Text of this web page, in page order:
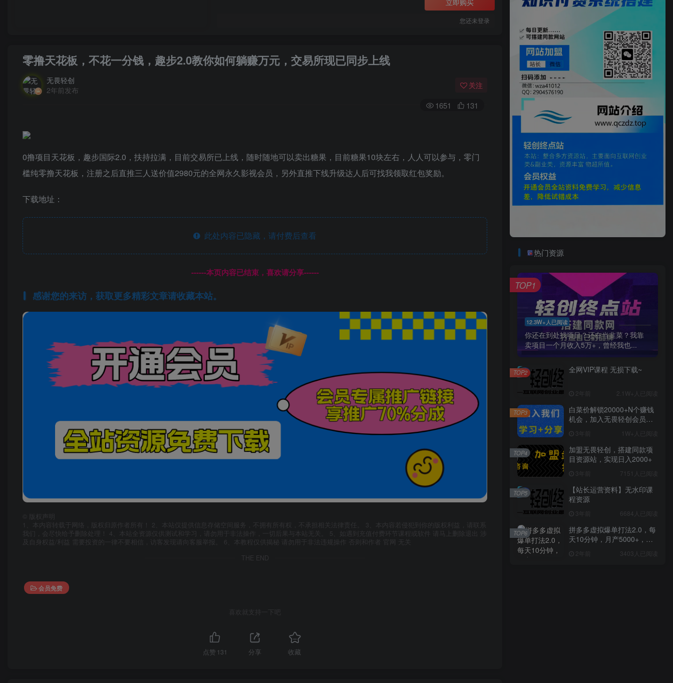
立即购买
您还未登录
零撸天花板，不花一分钱，趣步2.0教你如何躺赚万元，交易所现已同步上线
无畏轻创
2年前发布
关注
1651 131
0撸项目天花板，趣步国际2.0，扶持拉满，目前交易所已上线，随时随地可以卖出糖果，目前糖果10块左右，人人可以参与，零门
槛纯零撸天花板，注册之后直推三人送价值2980元的全网永久影视会员，另外直推下线升级达人后可找我领取红包奖励。
下载地址：
此处内容已隐藏，请付费后查看
------本页内容已结束，喜欢请分享------
感谢您的来访，获取更多精彩文章请收藏本站。
版权声明
1、本内容转载于网络，版权归原作者所有！ 2、本站仅提供信息存储空间服务，不拥有所有权，不承担相关法律责任。 3、本内容若侵犯到你的版权利益，请联系
我们，会尽快给予删除处理！ 4、本站全资源仅供测试和学习，请勿用于非法操作，一切后果与本站无关。 5、如遇到充值付费环节课程或软件 请马上删除退出 涉
及自身权益/利益 需要投资的一律不要相信，访客发现请向客服举报。 6、本教程仅供揭秘 请勿用于非法违规操作 否则和作者 官网 无关
THE END
会员免费
喜欢就支持一下吧
点赞 131 分享 收藏
热门资源
12.3W+人已阅读
你还在到处找项目？还在当韭菜？我靠
卖项目一个月收入5万+，曾经我也...
TOP1
全网VIP课程 无损下载~
2年前 2.1W+人已阅读
TOP2
白菜价解锁20000+N个赚钱
机会，加入无畏轻创会员，
3年前 1W+人已阅读
TOP3
加盟无畏轻创，搭建同款项
目资源站，实现日入2000+
3年前 7151人已阅读
TOP4
【站长运营资料】无水印课
程资源
3年前 6684人已阅读
TOP5
拼多多虚拟爆单打法2.0，每
天10分钟，月产5000+，从0
2年前 3403人已阅读
TOP6